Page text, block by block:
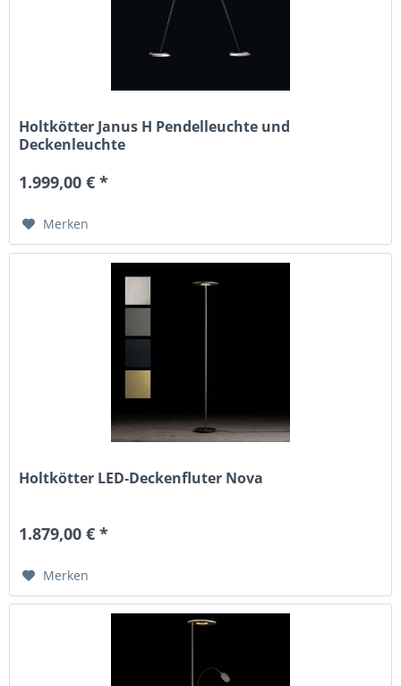
Holtkötter Janus H Pendelleuchte und
Deckenleuchte
1.999,00 € *
Merken
Holtkötter LED-Deckenfluter Nova
1.879,00 € *
Merken